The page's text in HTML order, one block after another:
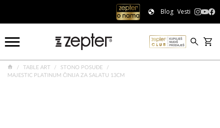
Blog Vesti
TABLE ART
STONO POSUĐE
MAJESTIC PLATINUM ČINIJA ZA SALATU 13CM